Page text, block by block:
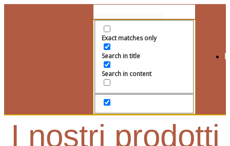
Exact matches only
Search in title
Search in content
I nostri prodotti